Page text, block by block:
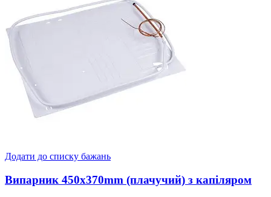
Додати до списку бажань
Випарник 450x370mm (плачучий) з капіляром